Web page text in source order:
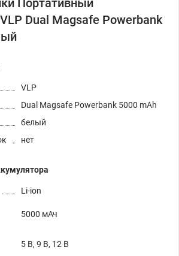
Dual Magsafe Powerbank
VLP
Dual Magsafe Powerbank 5000 mAh
белый
нет
Li-ion
5000 мАч
5 В, 9 В, 12 В